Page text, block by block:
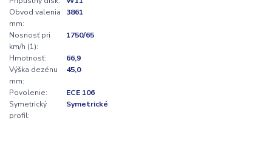
Obvod valenia
mm:
3861
Nosnosť pri
km/h (1):
1750/65
Hmotnosť:
66,9
Výška dezénu
mm:
45,0
Povolenie:
ECE 106
Symetrický
profil:
Symetrické